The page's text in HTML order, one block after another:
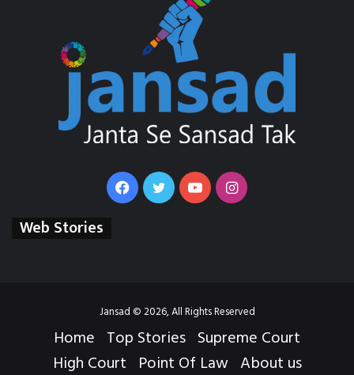
FacebookTwitterYouTubeInstagram
Web Stories
Jansad © 2026, All Rights Reserved
Home Top Stories Supreme Court
High Court Point Of Law About us